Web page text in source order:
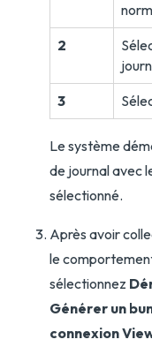
2
3
Le système
de journal avec
sélectionné.
Après avoir
le
sélectionnez
Générer un
connexion